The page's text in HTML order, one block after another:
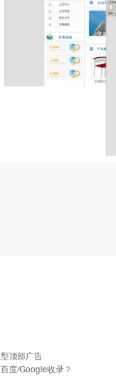
顶部广告
度/Google收录？